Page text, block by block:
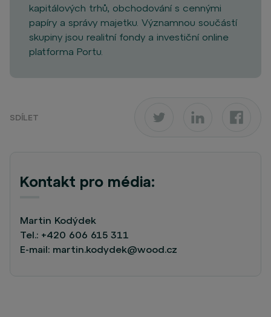
SDÍLET
kapitálových trhů, obchodování s cennými
papíry a správy majetku. Významnou součástí
skupiny jsou realitní fondy a investiční online
platforma Portu.
Kontakt pro média:
Martin Kodýdek
Tel.: +420 606 615 311
E-mail: martin.kodydek@wood.cz